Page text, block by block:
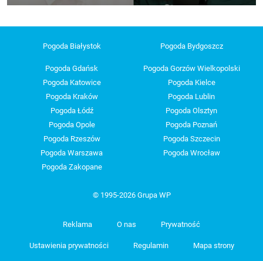
Pogoda Białystok Pogoda Bydgoszcz
Pogoda Gdańsk
Pogoda Gorzów Wielkopolski
Pogoda Katowice
Pogoda Kielce
Pogoda Kraków
Pogoda Lublin
Pogoda Łódź
Pogoda Olsztyn
Pogoda Opole
Pogoda Poznań
Pogoda Rzeszów
Pogoda Szczecin
Pogoda Warszawa
Pogoda Wrocław
Pogoda Zakopane
© 1995-2026 Grupa WP
Reklama O nas Prywatność
Ustawienia prywatności Regulamin Mapa strony